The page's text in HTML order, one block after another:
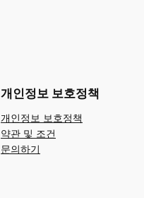
개인정보 보호정책
개인정보 보호정책
약관 및 조건
문의하기